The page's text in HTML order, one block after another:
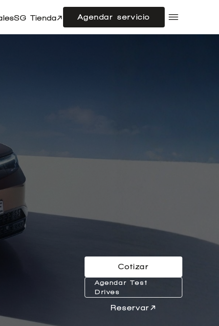
SG Tienda Agendar servicio
tu auto
Cotizar
Agendar Test
Drives
Reservar